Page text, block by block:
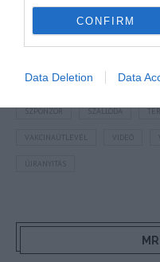
CONFIRM
Data Deletion Data
HÍREK KARANTÉN
MAGYARORSZÁG MAGYARUL
REPÜLŐTÉR RYANAIR
SZPONZOR SZÁLLODA
VAKCINAÚTLEVÉL
ÚJRANYITÁS